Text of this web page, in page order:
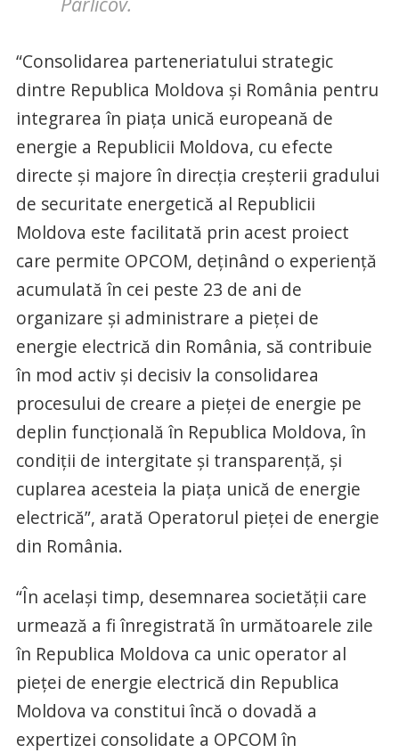
“Consolidarea parteneriatului strategic
dintre Republica Moldova şi România pentru
integrarea în piața unică europeană de
energie a Republicii Moldova, cu efecte
directe și majore în direcția creșterii gradului
de securitate energetică al Republicii
Moldova este facilitată prin acest proiect
care permite OPCOM, deținând o experiență
acumulată în cei peste 23 de ani de
organizare și administrare a pieței de
energie electrică din România, să contribuie
în mod activ și decisiv la consolidarea
procesului de creare a pieței de energie pe
deplin funcțională în Republica Moldova, în
condiții de intergitate și transparență, și
cuplarea acesteia la piața unică de energie
electrică”, arată Operatorul pieței de energie
din România.
“În același timp, desemnarea societății care
urmează a fi înregistrată în următoarele zile
în Republica Moldova ca unic operator al
pieței de energie electrică din Republica
Moldova va constitui încă o dovadă a
expertizei consolidate a OPCOM în